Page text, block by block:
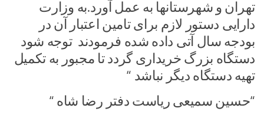
تهران و شهرستانها به عمل آورد.به وزارت
دارایی دستور لازم برای تامین اعتبار آن در
بودجه سال آتی داده شده فرمودند توجه شود
دستگاه بزرگ خریداری گردد تا مجبور به تکمیل
تهیه دستگاه دیگر نباشد “
“حسین سمیعی ریاست دفتر رضا شاه “